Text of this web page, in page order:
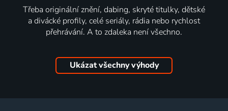
Třeba originální znění, dabing, skryté titulky, dětské
a divácké profily, celé seriály, rádia nebo rychlost
přehrávání. A to zdaleka není všechno.
Ukázat všechny výhody